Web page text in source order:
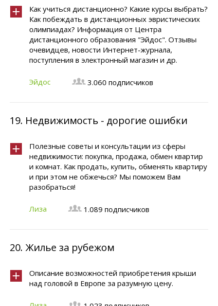
Как учиться дистанционно? Какие курсы выбрать?
Как побеждать в дистанционных эвристических
олимпиадах? Информация от Центра
дистанционного образования "Эйдос". Отзывы
очевидцев, новости Интернет-журнала,
поступления в электронный магазин и др.
Эйдос 3.060 подписчиков
19. Недвижимость - дорогие ошибки
Полезные советы и консультации из сферы
недвижимости: покупка, продажа, обмен квартир
и комнат. Как продать, купить, обменять квартиру
и при этом не обжечься? Мы поможем Вам
разобраться!
Лиза 1.089 подписчиков
20. Жилье за рубежом
Описание возможностей приобретения крыши
над головой в Европе за разумную цену.